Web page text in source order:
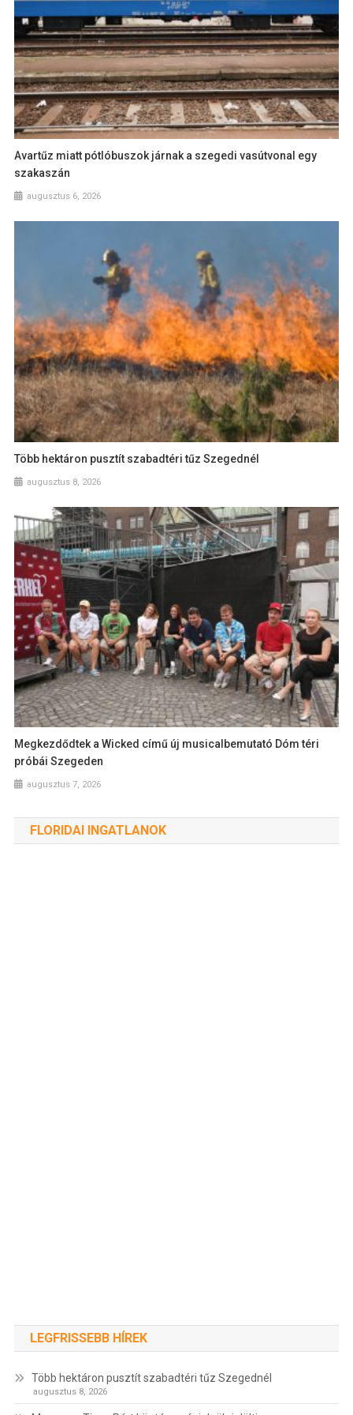
Avartűz miatt pótlóbuszok járnak a szegedi vasútvonal egy
szakaszán
augusztus 6, 2026
Több hektáron pusztít szabadtéri tűz Szegednél
augusztus 8, 2026
Megkezdődtek a Wicked című új musicalbemutató Dóm téri
próbái Szegeden
augusztus 7, 2026
FLORIDAI INGATLANOK
LEGFRISSEBB HÍREK
Több hektáron pusztít szabadtéri tűz Szegednél
augusztus 8, 2026